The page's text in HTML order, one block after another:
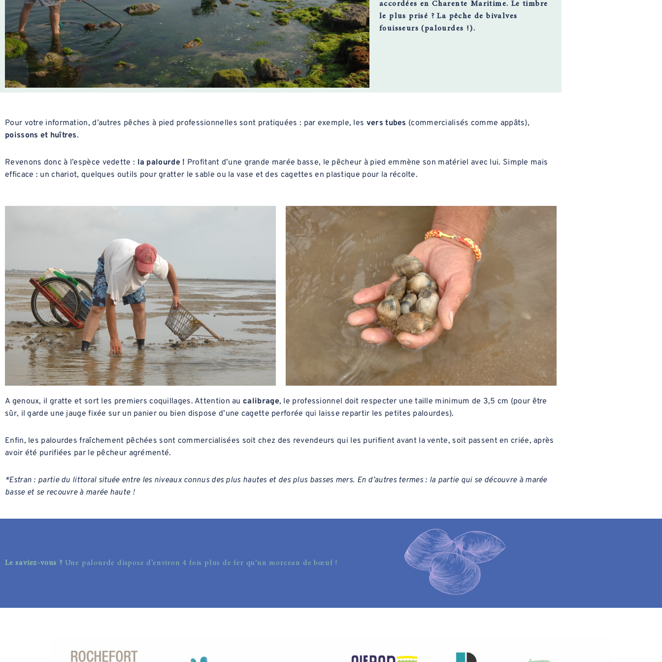
accordées en Charente Maritime. Le timbre
le plus prisé ? La pêche de bivalves
fouisseurs (palourdes !).
Pour votre information, d’autres pêches à pied professionnelles sont pratiquées : par exemple, les vers tubes (commercialisés comme appâts),
poissons et huîtres.
Revenons donc à l’espèce vedette : la palourde ! Profitant d’une grande marée basse, le pêcheur à pied emmène son matériel avec lui. Simple mais
efficace : un chariot, quelques outils pour gratter le sable ou la vase et des cagettes en plastique pour la récolte.
A genoux, il gratte et sort les premiers coquillages. Attention aucalibrage, le professionnel doit respecter une taille minimum de 3,5 cm (pour être
sûr, il garde une jauge fixée sur un panier ou bien dispose d’une cagette perforée qui laisse repartir les petites palourdes).
Enfin, les palourdes fraîchement pêchées sont commercialisées soit chez des revendeurs qui les purifient avant la vente, soit passent en criée, après
avoir été purifiées par le pêcheur agrémenté.
*Estran : partie du littoral située entre les niveaux connus des plus hautes et des plus basses mers. En d’autres termes : la partie qui se découvre à marée
basse et se recouvre à marée haute !
Le saviez-vous ? Une palourde dispose d’environ 4 fois plus de fer qu’un morceau de bœuf !